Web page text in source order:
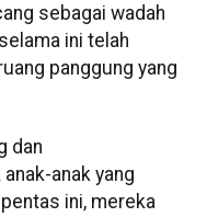
sebagai wadah
ini telah
panggung yang
dan
anak yang
ini, mereka